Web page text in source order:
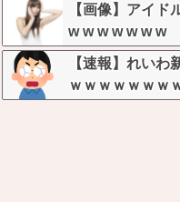
【画像】アイ
w w w w w w w
【速報】れいわ
ｗｗｗｗｗｗｗ